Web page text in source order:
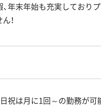
、年末年始も充実してお
！
祝は月に1回～の勤務が